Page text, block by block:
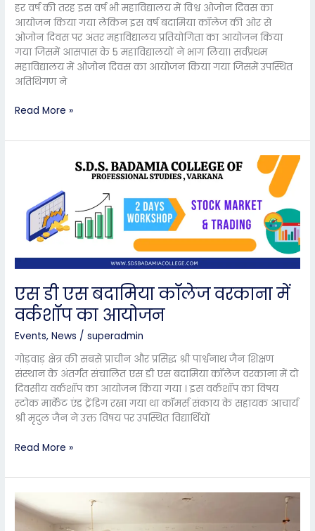
हर वर्ष की तरह इस वर्ष भी महाविद्यालय में विश्व ओजोन दिवस का
आयोजन किया गया लेकिन इस वर्ष बदामिया कॉलेज की ओर से
ओजोन दिवस पर अंतर महाविद्यालय प्रतियोगिता का आयोजन किया
गया जिसमें आसपास के 5 महाविद्यालयों ने भाग लिया। सर्वप्रथम
महाविद्यालय में ओजोन दिवस का आयोजन किया गया जिसमें उपस्थित
अतिथिगण ने
Read More »
एस डी एस बदामिया कॉलेज वरकाना में
वर्कशॉप का आयोजन
Events,News /superadmin
गोड़वाड़ क्षेत्र की सबसे प्राचीन और प्रसिद्ध श्री पार्श्वनाथ जैन शिक्षण
संस्थान के अंतर्गत संचालित एस डी एस बदामिया कॉलेज वरकाना में दो
दिवसीय वर्कशॉप का आयोजन किया गया । इस वर्कशॉप का विषय
स्टोक मार्केट एंड ट्रेंडिग रखा गया था कॉमर्स संकाय के सहायक आचार्य
श्री मृदुल जैन ने उक्त विषय पर उपस्थित विद्यार्थियों
बदामिया
कॉलेज
वरकाना
वर्कशॉप
आयोजन
Read More »
बदामिया
कॉलेज